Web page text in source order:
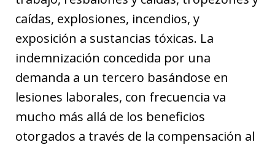
caídas, explosiones, incendios, y
exposición a sustancias tóxicas. La
indemnización concedida por una
demanda a un tercero basándose en
lesiones laborales, con frecuencia va
mucho más allá de los beneficios
otorgados a través de la compensación al